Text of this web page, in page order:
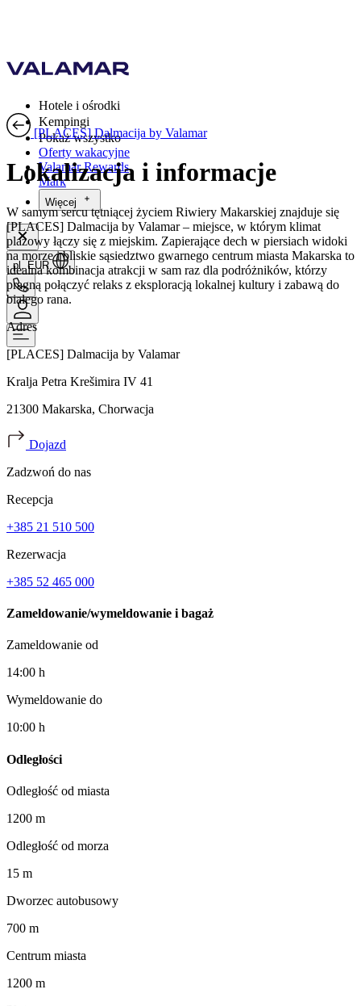
Hotele i ośrodki
Kempingi
Pokaż wszystko
Oferty wakacyjne
Valamar Rewards
Mark
Więcej
pl, EUR
[PLACES] Dalmacija by Valamar
Lokalizacja i informacje
W samym sercu tętniącej życiem Riwiery Makarskiej znajduje się
[PLACES] Dalmacija by Valamar – miejsce, w którym klimat
plażowy łączy się z miejskim. Zapierające dech w piersiach widoki
na morze i bliskie sąsiedztwo gwarnego centrum miasta Makarska to
idealna kombinacja atrakcji w sam raz dla podróżników, którzy
pragną połączyć relaks z eksploracją lokalnej kultury i zabawą do
białego rana.
Adres
[PLACES] Dalmacija by Valamar
Kralja Petra Krešimira IV 41
21300 Makarska, Chorwacja
Dojazd
Zadzwoń do nas
Recepcja
+385 21 510 500
Rezerwacja
+385 52 465 000
Zameldowanie/wymeldowanie i bagaż
Zameldowanie od
14:00 h
Wymeldowanie do
10:00 h
Odległości
Odległość od miasta
1200 m
Odległość od morza
15 m
Dworzec autobusowy
700 m
Centrum miasta
1200 m